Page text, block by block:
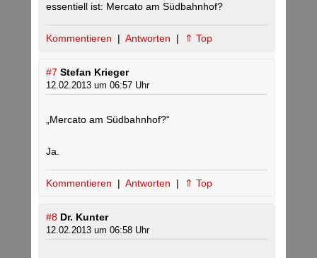
essentiell ist: Mercato am Südbahnhof?
Kommentieren | Antworten | ⇑ Top
#7 Stefan Krieger
12.02.2013 um 06:57 Uhr
„Mercato am Südbahnhof?“
Ja.
Kommentieren | Antworten | ⇑ Top
#8 Dr. Kunter
12.02.2013 um 06:58 Uhr